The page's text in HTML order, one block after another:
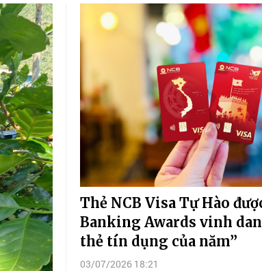
Thẻ NCB Visa Tự Hào
Banking Awards vinh
thẻ tín dụng của năm”
03/07/2026 18:21